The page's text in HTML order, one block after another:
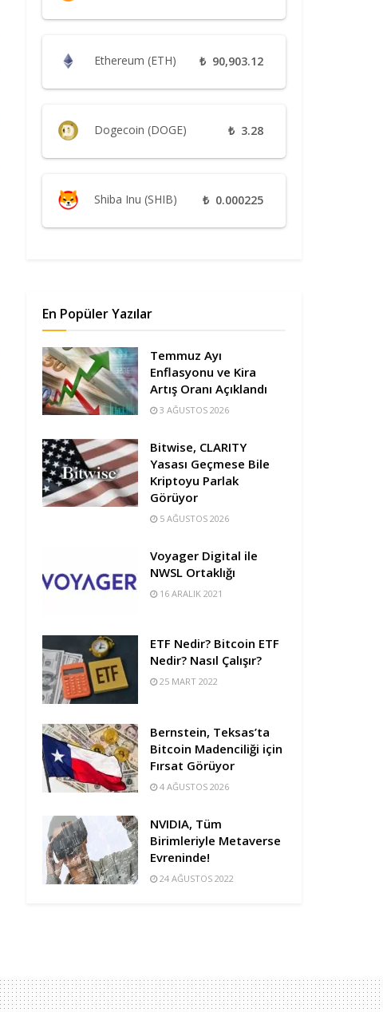
Ethereum (ETH) ₺ 90,903.12
Dogecoin (DOGE) ₺ 3.28
Shiba Inu (SHIB) ₺ 0.000225
En Popüler Yazılar
Temmuz Ayı
Enflasyonu ve Kira
Artış Oranı Açıklandı
3 AĞUSTOS 2026
Bitwise, CLARITY
Yasası Geçmese Bile
Kriptoyu Parlak
Görüyor
5 AĞUSTOS 2026
Voyager Digital ile
NWSL Ortaklığı
16 ARALIK 2021
ETF Nedir? Bitcoin ETF
Nedir? Nasıl Çalışır?
25 MART 2022
Bernstein, Teksas’ta
Bitcoin Madenciliği için
Fırsat Görüyor
4 AĞUSTOS 2026
NVIDIA, Tüm
Birimleriyle Metaverse
Evreninde!
24 AĞUSTOS 2022